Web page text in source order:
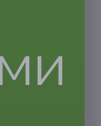
(60 минут)
(60 минут)
(60 минут)
(60 минут)